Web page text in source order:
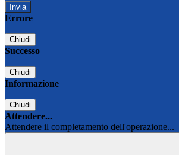
Errore
Chiudi
Successo
Chiudi
Informazione
Chiudi
Attendere...
Attendere il completamento dell'operazione...